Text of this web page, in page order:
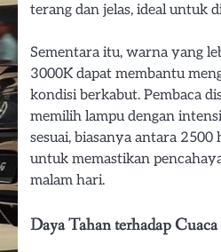
terang dan jelas, ideal untuk
Sementara itu, warna yang
3000K dapat membantu
kondisi berkabut. Pembaca
memilih lampu dengan
sesuai, biasanya antara 2500
untuk memastikan
malam hari.
Daya Tahan terhadap